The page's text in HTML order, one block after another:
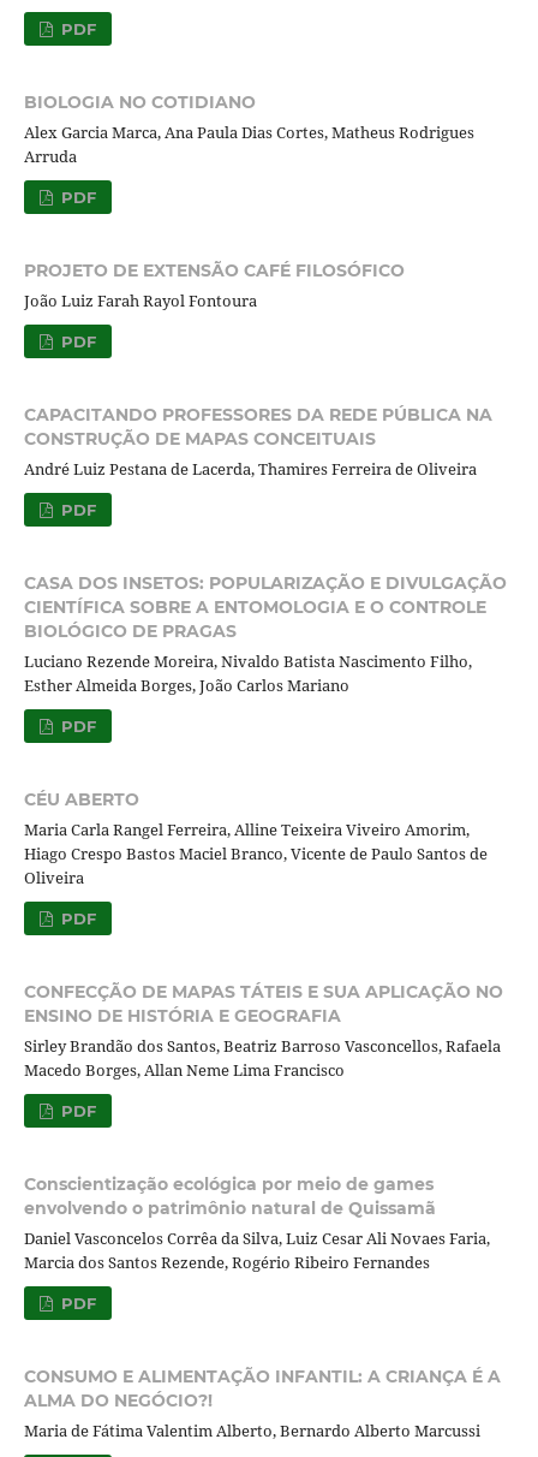
PDF
BIOLOGIA NO COTIDIANO
Alex Garcia Marca, Ana Paula Dias Cortes, Matheus Rodrigues
Arruda
PDF
PROJETO DE EXTENSÃO CAFÉ FILOSÓFICO
João Luiz Farah Rayol Fontoura
PDF
CAPACITANDO PROFESSORES DA REDE PÚBLICA NA
CONSTRUÇÃO DE MAPAS CONCEITUAIS
André Luiz Pestana de Lacerda, Thamires Ferreira de Oliveira
PDF
CASA DOS INSETOS: POPULARIZAÇÃO E DIVULGAÇÃO
CIENTÍFICA SOBRE A ENTOMOLOGIA E O CONTROLE
BIOLÓGICO DE PRAGAS
Luciano Rezende Moreira, Nivaldo Batista Nascimento Filho,
Esther Almeida Borges, João Carlos Mariano
PDF
CÉU ABERTO
Maria Carla Rangel Ferreira, Alline Teixeira Viveiro Amorim,
Hiago Crespo Bastos Maciel Branco, Vicente de Paulo Santos de
Oliveira
PDF
CONFECÇÃO DE MAPAS TÁTEIS E SUA APLICAÇÃO NO
ENSINO DE HISTÓRIA E GEOGRAFIA
Sirley Brandão dos Santos, Beatriz Barroso Vasconcellos, Rafaela
Macedo Borges, Allan Neme Lima Francisco
PDF
Conscientização ecológica por meio de games
envolvendo o patrimônio natural de Quissamã
Daniel Vasconcelos Corrêa da Silva, Luiz Cesar Ali Novaes Faria,
Marcia dos Santos Rezende, Rogério Ribeiro Fernandes
PDF
CONSUMO E ALIMENTAÇÃO INFANTIL: A CRIANÇA É A
ALMA DO NEGÓCIO?!
Maria de Fátima Valentim Alberto, Bernardo Alberto Marcussi